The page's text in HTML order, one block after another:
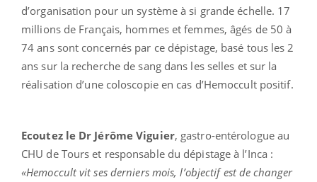
d’organisation pour un système à si grande échelle. 17
millions de Français, hommes et femmes, âgés de 50 à
74 ans sont concernés par ce dépistage, basé tous les 2
ans sur la recherche de sang dans les selles et sur la
réalisation d’une coloscopie en cas d’Hemoccult positif.
Ecoutez le Dr Jérôme Viguier, gastro-entérologue au
CHU de Tours et responsable du dépistage à l’Inca :
«Hemoccult vit ses derniers mois, l’objectif est de changer